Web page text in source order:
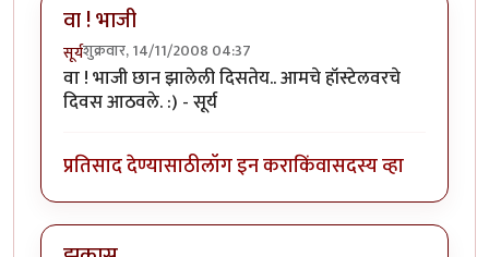
वा ! भाजी
सूर्यशुक्रवार, 14/11/2008 04:37
वा ! भाजी छान झालेली दिसतेय.. आमचे हॉस्टेलवरचे
दिवस आठवले. :) - सूर्य
प्रतिसाद देण्यासाठीलॉग इन कराकिंवासदस्य व्हा